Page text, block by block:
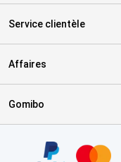
Service clientèle
Affaires
Gomibo